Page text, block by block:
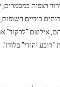
רצפות
בידיים
אילוצם
יהודי" בלודז'.